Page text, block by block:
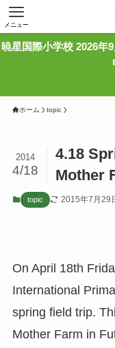
メニュー
暁星国際小学校 2026年
ホーム topic
4.18
Mother
2014
4/18
topic 2015年7月29
On April 18th
International
spring field trip.
Mother Farm in